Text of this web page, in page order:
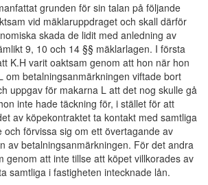
grunden för sin talan på följande
vid mäklaruppdraget och skall därför
skada de lidit med anledning av
9, 10 och 14 §§ mäklarlagen. I första
K.H varit oaktsam genom att hon när hon
om betalningsanmärkningen viftade bort
uppgav för makarna L att det nog skulle gå
inte hade täckning för, i stället för att
av köpekontraktet ta kontakt med samtliga
och förvissa sig om ett övertagande av
av betalningsanmärkningen. För det andra
genom att inte tillse att köpet villkorades av
samtliga i fastigheten intecknade lån.